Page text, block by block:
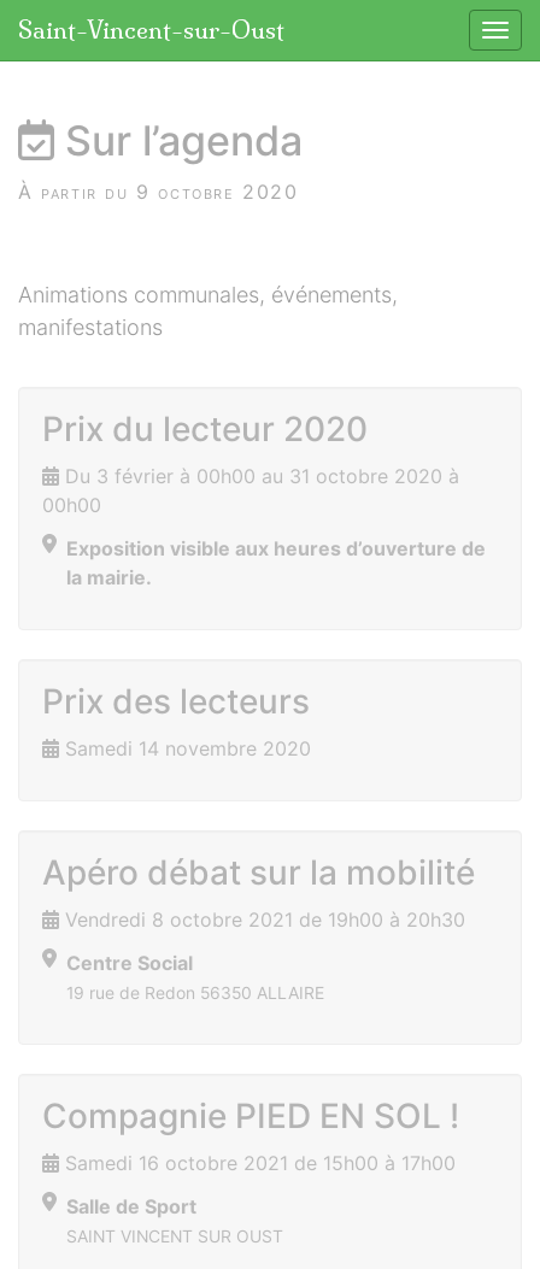
Saint-Vincent-sur-Oust
Sur l’agenda
À partir du 9 octobre 2020
Animations communales, événements,
manifestations
Prix du lecteur 2020
Du 3 février à 00h00 au 31 octobre 2020 à
00h00
Exposition visible aux heures d’ouverture de
la mairie.
Prix des lecteurs
Samedi 14 novembre 2020
Apéro débat sur la mobilité
Vendredi 8 octobre 2021 de 19h00 à 20h30
Centre Social
19 rue de Redon 56350 ALLAIRE
Compagnie PIED EN SOL !
Samedi 16 octobre 2021 de 15h00 à 17h00
Salle de Sport
SAINT VINCENT SUR OUST
Panneau de gestion des cookies